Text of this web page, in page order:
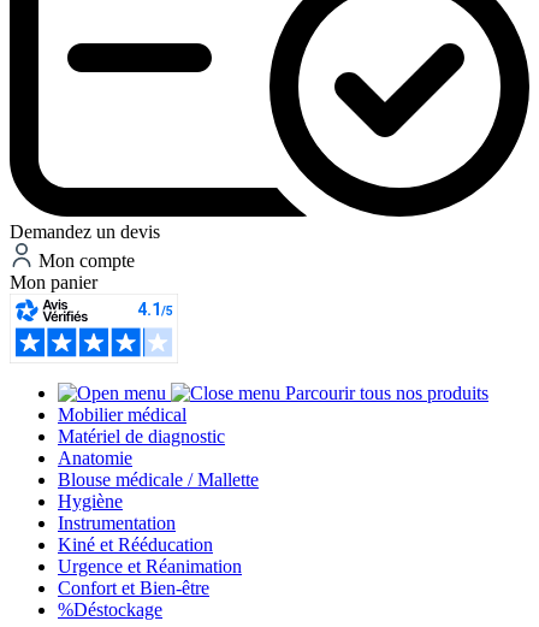
Demandez un devis
Mon compte
Mon panier
Parcourir tous nos produits
Mobilier médical
Matériel de diagnostic
Anatomie
Blouse médicale / Mallette
Hygiène
Instrumentation
Kiné et Rééducation
Urgence et Réanimation
Confort et Bien-être
%Déstockage